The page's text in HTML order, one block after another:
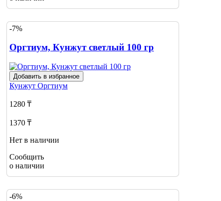
-7%
Оргтиум, Кунжут светлый 100 гр
Добавить в избранное
Кунжут Оргтиум
1280 ₸
1370 ₸
Нет в наличии
Сообщить
о наличии
-6%